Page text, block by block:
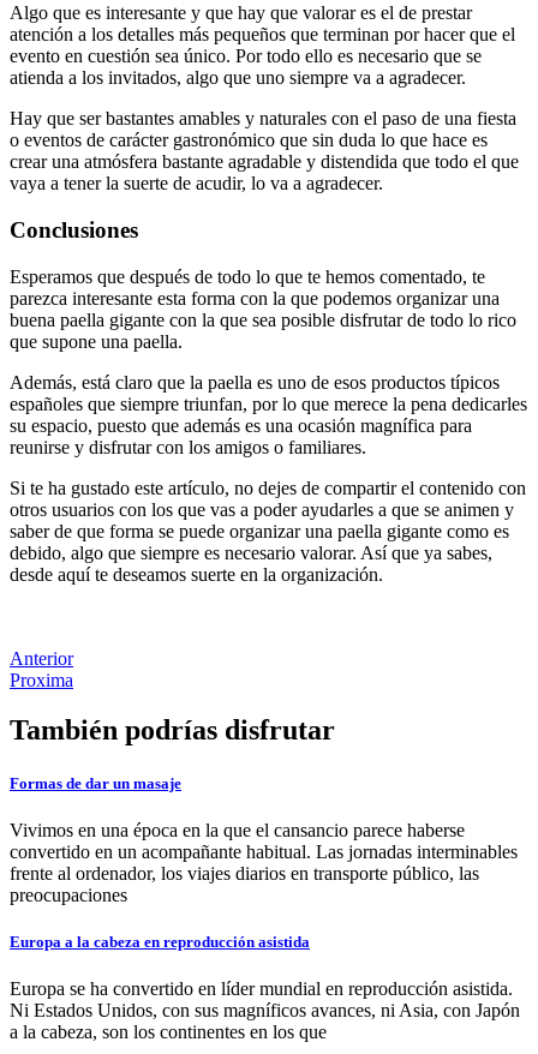
Algo que es interesante y que hay que valorar es el de prestar
atención a los detalles más pequeños que terminan por hacer que el
evento en cuestión sea único. Por todo ello es necesario que se
atienda a los invitados, algo que uno siempre va a agradecer.
Hay que ser bastantes amables y naturales con el paso de una fiesta
o eventos de carácter gastronómico que sin duda lo que hace es
crear una atmósfera bastante agradable y distendida que todo el que
vaya a tener la suerte de acudir, lo va a agradecer.
Conclusiones
Esperamos que después de todo lo que te hemos comentado, te
parezca interesante esta forma con la que podemos organizar una
buena paella gigante con la que sea posible disfrutar de todo lo rico
que supone una paella.
Además, está claro que la paella es uno de esos productos típicos
españoles que siempre triunfan, por lo que merece la pena dedicarles
su espacio, puesto que además es una ocasión magnífica para
reunirse y disfrutar con los amigos o familiares.
Si te ha gustado este artículo, no dejes de compartir el contenido con
otros usuarios con los que vas a poder ayudarles a que se animen y
saber de que forma se puede organizar una paella gigante como es
debido, algo que siempre es necesario valorar. Así que ya sabes,
desde aquí te deseamos suerte en la organización.
Anterior
Proxima
También podrías disfrutar
Formas de dar un masaje
Vivimos en una época en la que el cansancio parece haberse
convertido en un acompañante habitual. Las jornadas interminables
frente al ordenador, los viajes diarios en transporte público, las
preocupaciones
Europa a la cabeza en reproducción asistida
Europa se ha convertido en líder mundial en reproducción asistida.
Ni Estados Unidos, con sus magníficos avances, ni Asia, con Japón
a la cabeza, son los continentes en los que